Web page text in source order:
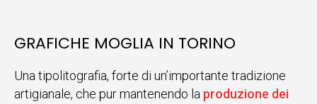
GRAFICHE MOGLIA IN TORINO
Una tipolitografia, forte di un’importante tradizione
artigianale, che pur mantenendo la produzione dei